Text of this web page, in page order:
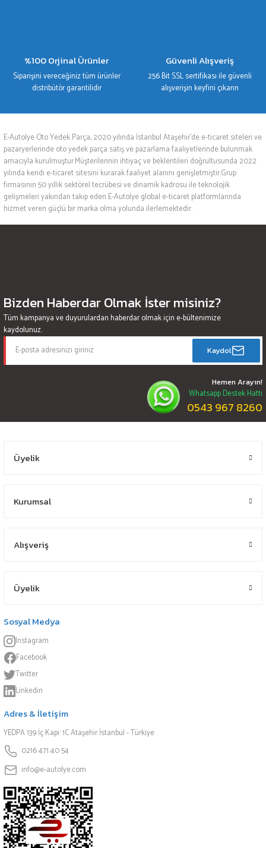
%100 Orjinal Ürünler
Siparişini vereceğiniz tüm ürünler
distribütör garantilidir
Güvenli Alışveriş
256 Bit SSL sertifikası ile güvenli
alışverişin keyfini çıkarın
E-Autolye Oto Yedek Parça, 2020 yılında İstanbul Ataşehir’de e-ticaret siteleri ve
pazaryerlerinde oto yedek parça satış ve pazarlama faaliyetlerinde bulunmak
amacıyla kurulmuştur.Müşterilerinin ihtiyaç ve beklentileri doğrultusunda 2022
yılında kendi e-ticaret sitesini kurarak faaliyet alanını genişletmiştir.Grup
firmasının 50 yıllık sektörel tecrübesi ve dinamik kadrosu ile teknolojik
gelişmeleri yakından takip eden E-Autolye global e-ticaret platformlarında
hizmet veren güçlü bir marka olma yolunda ilerlemektedir.
Bizden Haberdar Olmak İster misiniz?
Tüm kampanya ve duyurulardan haberdar olmak için e-bültenimize
kaydolunuz.
Kaydol
Hemen Arayın!
Whatsapp Destek Hattı
0543 967 8260
Üyelik
Kurumsal
Alışveriş
Üyelik
Sosyal Medya
Instagram
Facebook
Twitter
Linkedin
Adres & İletişim
YEDPA 139 İç Kapı: 1C Ataşehir İstanbul - Türkiye
0216 471 40 54
info@e-autolye.com